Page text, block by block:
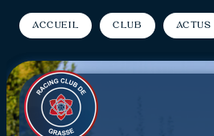
Accueil Club Actus